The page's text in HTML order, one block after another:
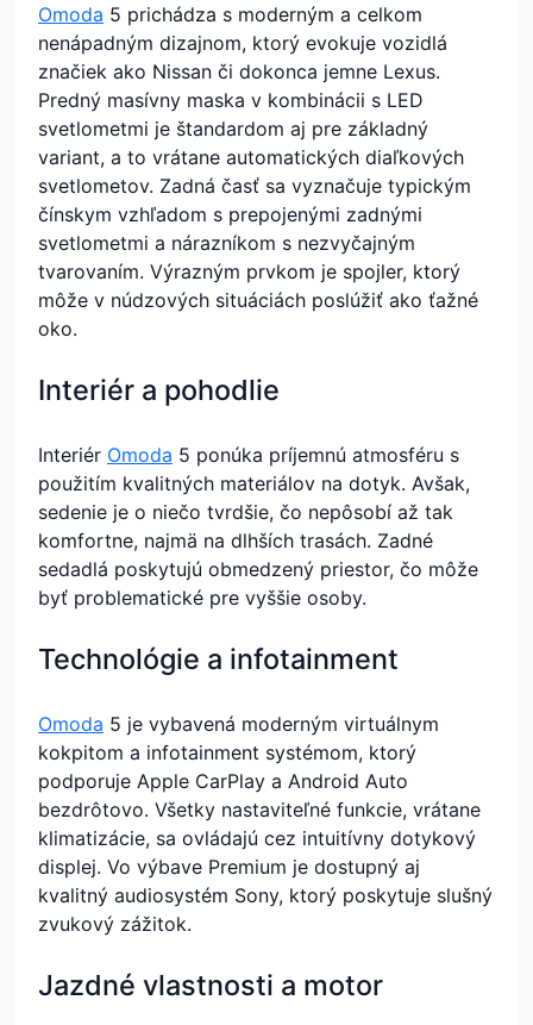
Omoda 5 prichádza s moderným a celkom
nenápadným dizajnom, ktorý evokuje vozidlá
značiek ako Nissan či dokonca jemne Lexus.
Predný masívny maska v kombinácii s LED
svetlometmi je štandardom aj pre základný
variant, a to vrátane automatických diaľkových
svetlometov. Zadná časť sa vyznačuje typickým
čínskym vzhľadom s prepojenými zadnými
svetlometmi a nárazníkom s nezvyčajným
tvarovaním. Výrazným prvkom je spojler, ktorý
môže v núdzových situáciách poslúžiť ako ťažné
oko.
Interiér a pohodlie
Interiér Omoda 5 ponúka príjemnú atmosféru s
použitím kvalitných materiálov na dotyk. Avšak,
sedenie je o niečo tvrdšie, čo nepôsobí až tak
komfortne, najmä na dlhších trasách. Zadné
sedadlá poskytujú obmedzený priestor, čo môže
byť problematické pre vyššie osoby.
Technológie a infotainment
Omoda 5 je vybavená moderným virtuálnym
kokpitom a infotainment systémom, ktorý
podporuje Apple CarPlay a Android Auto
bezdrôtovo. Všetky nastaviteľné funkcie, vrátane
klimatizácie, sa ovládajú cez intuitívny dotykový
displej. Vo výbave Premium je dostupný aj
kvalitný audiosystém Sony, ktorý poskytuje slušný
zvukový zážitok.
Jazdné vlastnosti a motor